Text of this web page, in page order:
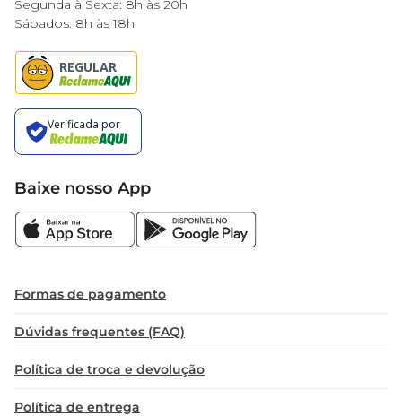
Segunda à Sexta: 8h às 20h
Sábados: 8h às 18h
Baixe nosso App
Formas de pagamento
Dúvidas frequentes (FAQ)
Política de troca e devolução
Política de entrega